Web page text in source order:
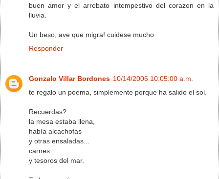
buen amor y el arrebato intempestivo del corazon en la
lluvia.
Un beso, ave que migra! cuidese mucho
Responder
Gonzalo Villar Bordones 10/14/2006 10:05:00 a.m.
te regalo un poema, simplemente porque ha salido el sol.
Recuerdas?
la mesa estaba llena,
había alcachofas
y otras ensaladas...
carnes
y tesoros del mar.